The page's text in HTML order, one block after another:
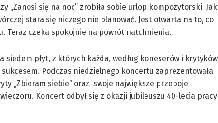
„Zanosi się na noc” zrobiła sobie urlop kompozytorski. Jak
stara się niczego nie planować. Jest otwarta na to, co
Teraz czeka spokojnie na powrót natchnienia.
siedem płyt, z których każda, według koneserów i krytyków
sukcesem. Podczas niedzielnego koncertu zaprezentowała
„Zbieram siebie” oraz swoje największe przeboje:
Koncert odbył się z okazji jubileuszu 40-lecia pracy